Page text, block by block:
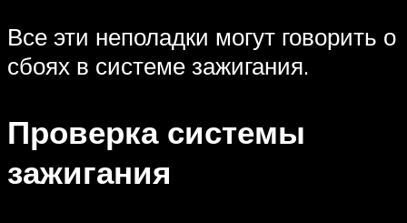
Все эти неполадки могут говорить о
сбоях в системе зажигания.
Проверка системы
зажигания